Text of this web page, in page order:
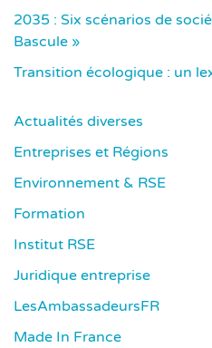
2035 : Six scénarios de
Bascule »
Transition écologique : un
Actualités diverses
Entreprises et Régions
Environnement & RSE
Formation
Institut RSE
Juridique entreprise
LesAmbassadeursFR
Made In France